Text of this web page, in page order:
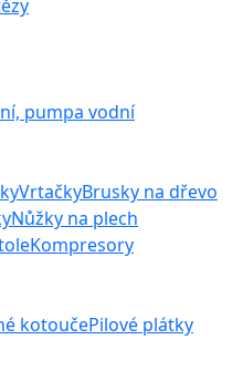
pumpa vodní
VrtačkyBrusky na dřevo
Nůžky na plech
Kompresory
kotoučePilové plátky